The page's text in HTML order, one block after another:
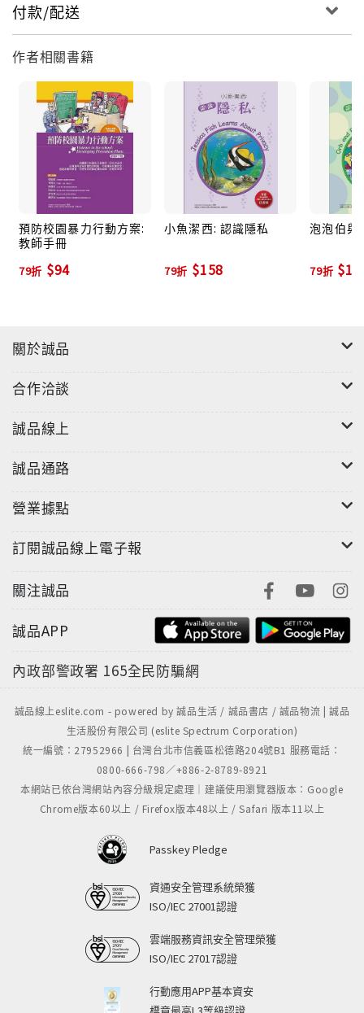
付款/配送
作者相關書籍
預防校園暴力行動方案:
教師手冊
79折 $94
小魚潔西: 認識隱私
79折 $158
泡泡伯與
79折
關於誠品
合作洽談
誠品線上
誠品通路
營業據點
訂閱誠品線上電子報
關注誠品
誠品APP
內政部警政署 165全民防騙網
誠品線上eslite.com - powered by 誠品生活 / 誠品書店 / 誠品物流 | 誠品
生活股份有限公司 (eslite Spectrum Corporation)
統一編號：27952966 | 台灣台北市信義區松德路204號B1 服務電話：
0800-666-798／+886-2-8789-8921
本網站已依台灣網站內容分級規定處理｜建議使用瀏覽器版本：Google
Chrome版本60以上 / Firefox版本48以上 / Safari 版本11以上
Passkey Pledge
資通安全管理系統榮獲
ISO/IEC 27001認證
雲端服務資訊安全管理榮獲
ISO/IEC 27017認證
行動應用APP基本資安